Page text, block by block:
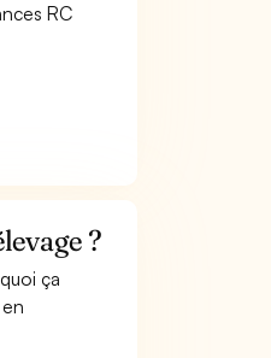
RC
?
ça